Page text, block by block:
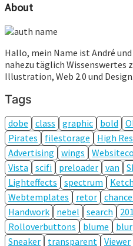
About
Hallo, mein Name ist André
nahezu täglich Wissenswertes
Illustration, Web 2.0 und Design.
Tags
dobe class graphic bold
Pirates
filestorage High Res
Advertising
wings
Vista
scifi preloader van
Lighteffects
spectrum
Webtemplates
retor
Handwork
nebel search
Rolloverbuttons
blume blur
Sneaker
transparent Viewer